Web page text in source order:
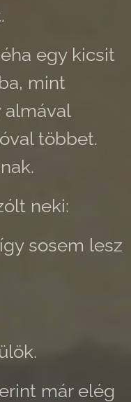
egy kicsit
mint
almával
többet.
neki:
sosem lesz
már elég